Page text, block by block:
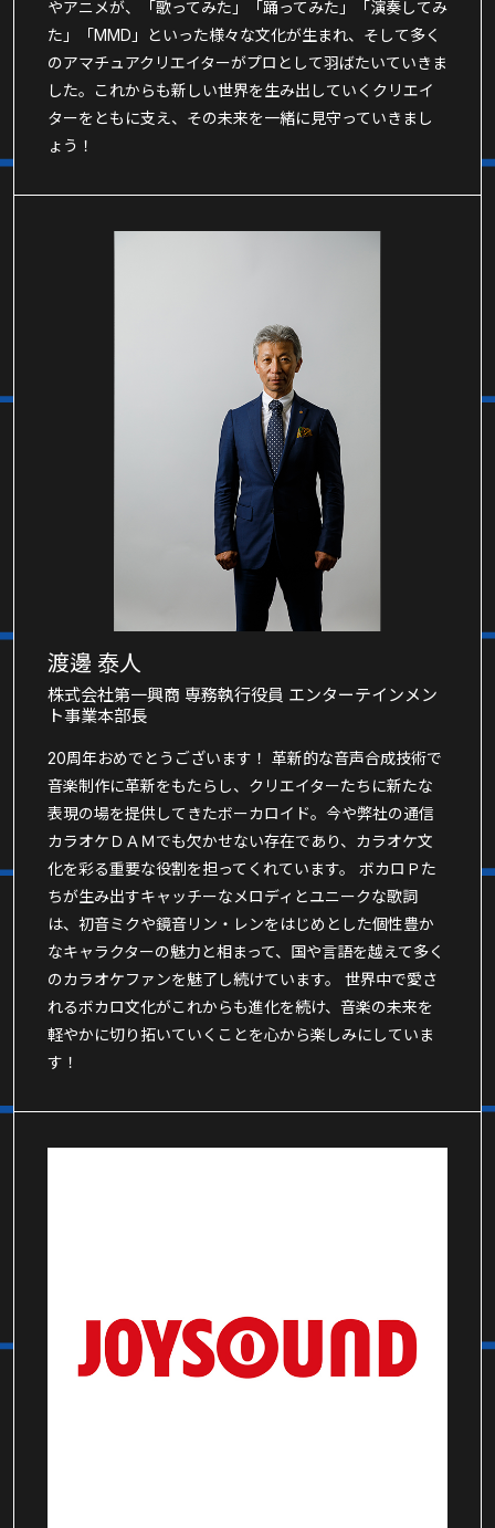
やアニメが、「歌ってみた」「踊ってみた」「演奏してみ
た」「MMD」といった様々な文化が生まれ、そして多く
のアマチュアクリエイターがプロとして羽ばたいていきま
した。これからも新しい世界を生み出していくクリエイ
ターをともに支え、その未来を一緒に見守っていきまし
ょう！
渡邊 泰人
株式会社第一興商 専務執行役員 エンターテインメン
ト事業本部長
20周年おめでとうございます！ 革新的な音声合成技術で
音楽制作に革新をもたらし、クリエイターたちに新たな
表現の場を提供してきたボーカロイド。今や弊社の通信
カラオケＤＡＭでも欠かせない存在であり、カラオケ文
化を彩る重要な役割を担ってくれています。 ボカロＰた
ちが生み出すキャッチーなメロディとユニークな歌詞
は、初音ミクや鏡音リン・レンをはじめとした個性豊か
なキャラクターの魅力と相まって、国や言語を越えて多く
のカラオケファンを魅了し続けています。 世界中で愛さ
れるボカロ文化がこれからも進化を続け、音楽の未来を
軽やかに切り拓いていくことを心から楽しみにしていま
す！